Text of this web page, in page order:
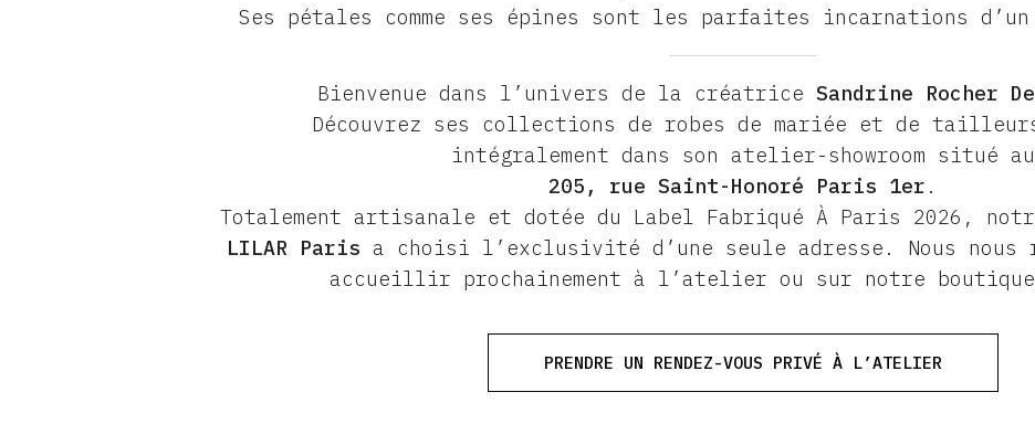
Ses pétales comme ses épines sont les parfaites incarnations
Bienvenue dans l’univers de la créatrice Sandrine Rocher
Découvrez ses collections de robes de mariée et de
intégralement dans son atelier-showroom situé au
205, rue Saint-Honoré Paris 1er .
Totalement artisanale et dotée du Label Fabriqué À Paris 2026,
LILAR Paris a choisi l’exclusivité d’une seule adresse. Nous nous
accueillir prochainement à l’atelier ou sur notre
PRENDRE UN RENDEZ-VOUS PRIVÉ À L’ATELIER